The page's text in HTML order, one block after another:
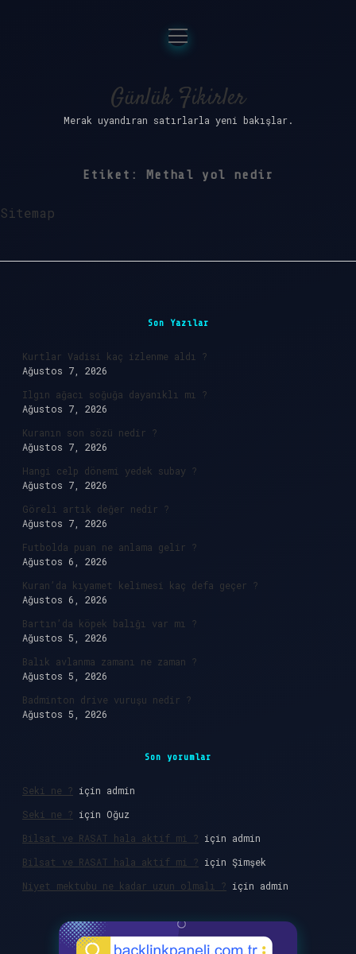
Anasayfa
Gizlilik Politikası
Yasal Uyarı
menüyü
aç
Günlük Fikirler
Merak uyandıran satırlarla yeni bakışlar.
Etiket: Methal yol nedir
Sitemap
Son Yazılar
Kurtlar Vadisi kaç izlenme aldı ?
Ağustos 7, 2026
Ilgın ağacı soğuğa dayanıklı mı ?
Ağustos 7, 2026
Kuranın son sözü nedir ?
Ağustos 7, 2026
Hangi celp dönemi yedek subay ?
Ağustos 7, 2026
Göreli artık değer nedir ?
Ağustos 7, 2026
Futbolda puan ne anlama gelir ?
Ağustos 6, 2026
Kuran’da kıyamet kelimesi kaç defa geçer ?
Ağustos 6, 2026
Bartın’da köpek balığı var mı ?
Ağustos 5, 2026
Balık avlanma zamanı ne zaman ?
Ağustos 5, 2026
Badminton drive vuruşu nedir ?
Ağustos 5, 2026
Son yorumlar
Seki ne ? için admin
Seki ne ? için Oğuz
Bilsat ve RASAT hala aktif mi ? için admin
Bilsat ve RASAT hala aktif mi ? için Şimşek
Niyet mektubu ne kadar uzun olmalı ? için admin